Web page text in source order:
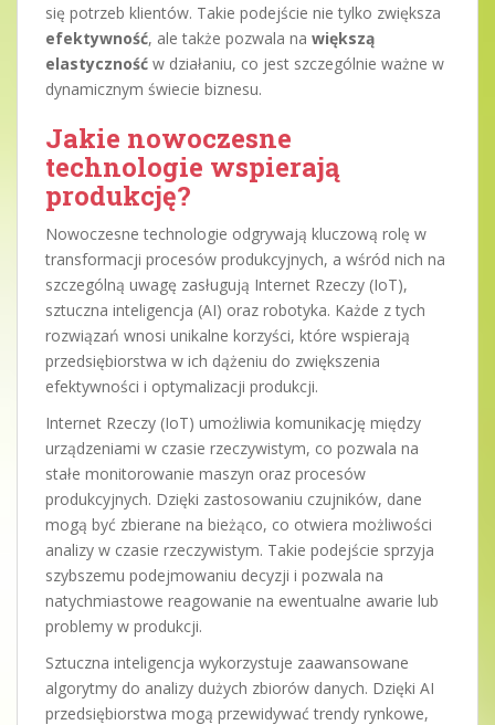
się potrzeb klientów. Takie podejście nie tylko zwiększa
efektywność, ale także pozwala na większą
elastyczność w działaniu, co jest szczególnie ważne w
dynamicznym świecie biznesu.
Jakie nowoczesne
technologie wspierają
produkcję?
Nowoczesne technologie odgrywają kluczową rolę w
transformacji procesów produkcyjnych, a wśród nich na
szczególną uwagę zasługują Internet Rzeczy (IoT),
sztuczna inteligencja (AI) oraz robotyka. Każde z tych
rozwiązań wnosi unikalne korzyści, które wspierają
przedsiębiorstwa w ich dążeniu do zwiększenia
efektywności i optymalizacji produkcji.
Internet Rzeczy (IoT) umożliwia komunikację między
urządzeniami w czasie rzeczywistym, co pozwala na
stałe monitorowanie maszyn oraz procesów
produkcyjnych. Dzięki zastosowaniu czujników, dane
mogą być zbierane na bieżąco, co otwiera możliwości
analizy w czasie rzeczywistym. Takie podejście sprzyja
szybszemu podejmowaniu decyzji i pozwala na
natychmiastowe reagowanie na ewentualne awarie lub
problemy w produkcji.
Sztuczna inteligencja wykorzystuje zaawansowane
algorytmy do analizy dużych zbiorów danych. Dzięki AI
przedsiębiorstwa mogą przewidywać trendy rynkowe,